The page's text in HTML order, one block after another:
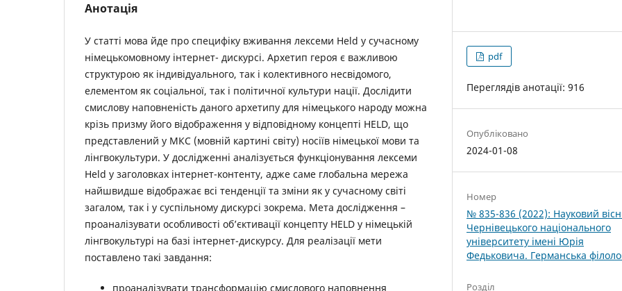
Анотація
У статті мова йде про специфіку вживання лексеми Held у сучасному
німецькомовному інтернет- дискурсі. Архетип героя є важливою
структурою як індивідуального, так і колективного несвідомого,
елементом як соціальної, так і політичної культури нації. Дослідити
смислову наповненість даного архетипу для німецького народу можна
крізь призму його відображення у відповідному концепті HELD, що
представлений у МКС (мовній картині світу) носіїв німецької мови та
лінгвокультури. У дослідженні аналізується функціонування лексеми
Held у заголовках інтернет-контенту, адже саме глобальна мережа
найшвидше відображає всі тенденції та зміни як у сучасному світі
загалом, так і у суспільному дискурсі зокрема. Мета дослідження –
проаналізувати особливості об’єктивації концепту HELD у німецькій
лінгвокультурі на базі інтернет-дискурсу. Для реалізації мети
поставлено такі завдання:
проаналізувати трансформацію смислового наповнення
pdf
Переглядів анотації: 916
Опубліковано
2024-01-08
Номер
№ 835-836 (2022): Науковий
Чернівецького національного
університету імені Юрія
Федьковича. Германська
Розділ